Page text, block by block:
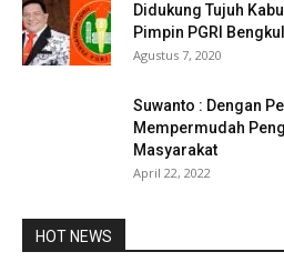
Didukung Tujuh
Pimpin PGRI
Agustus 7, 2020
Suwanto : Dengan
Mempermudah
Masyarakat
April 22, 2022
HOT NEWS